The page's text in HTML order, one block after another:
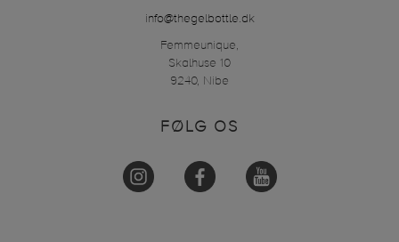
info@thegelbottle.dk
Femmeunique,
Skalhuse 10
9240, Nibe
FØLG OS